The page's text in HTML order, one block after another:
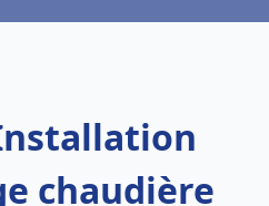
chaudière